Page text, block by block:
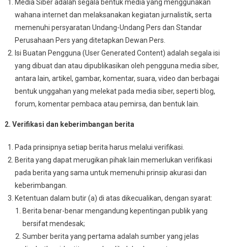
Media Siber adalah segala bentuk media yang menggunakan
wahana internet dan melaksanakan kegiatan jurnalistik, serta
memenuhi persyaratan Undang-Undang Pers dan Standar
Perusahaan Pers yang ditetapkan Dewan Pers.
Isi Buatan Pengguna (User Generated Content) adalah segala isi
yang dibuat dan atau dipublikasikan oleh pengguna media siber,
antara lain, artikel, gambar, komentar, suara, video dan berbagai
bentuk unggahan yang melekat pada media siber, seperti blog,
forum, komentar pembaca atau pemirsa, dan bentuk lain.
2. Verifikasi dan keberimbangan berita
Pada prinsipnya setiap berita harus melalui verifikasi.
Berita yang dapat merugikan pihak lain memerlukan verifikasi
pada berita yang sama untuk memenuhi prinsip akurasi dan
keberimbangan.
Ketentuan dalam butir (a) di atas dikecualikan, dengan syarat:
Berita benar-benar mengandung kepentingan publik yang
bersifat mendesak;
Sumber berita yang pertama adalah sumber yang jelas